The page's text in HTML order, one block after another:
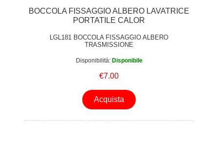
BOCCOLA FISSAGGIO ALBERO LAVATRICE
PORTATILE CALOR
LGL181 BOCCOLA FISSAGGIO ALBERO
TRASMISSIONE
Disponibilità: Disponibile
€7.00
Acquista